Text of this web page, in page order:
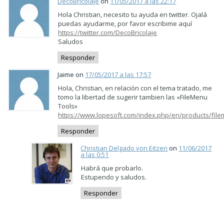
Hola Christian, necesito tu ayuda en twitter. Ojalá
puedas ayudarme, por favor escribime aquí
https://twitter.com/DecoBricolaje
Saludos
Responder
Jaime on 17/05/2017 a las 17:57
Hola, Christian, en relación con el tema tratado, me
tomo la libertad de sugerir tambien las «FileMenu
Tools»
https://www.lopesoft.com/index.php/en/products/
Responder
Christian Delgado von Eitzen on 11/06/2017
a las 0:51
Habrá que probarlo.
Estupendo y saludos.
Responder